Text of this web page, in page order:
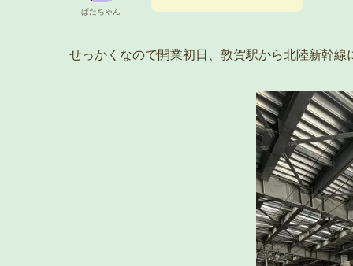
ぱたちゃん
せっかくなので開業初日、敦賀駅から北陸新幹